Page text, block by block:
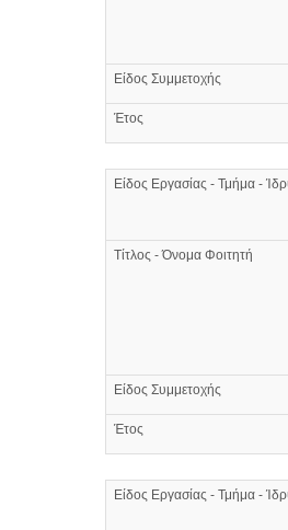
Είδος Συμμετοχής
Έτος
Είδος Εργασίας - Τμήμα -
Τίτλος - Όνομα Φοιτητή
Είδος Συμμετοχής
Έτος
Είδος Εργασίας - Τμήμα -